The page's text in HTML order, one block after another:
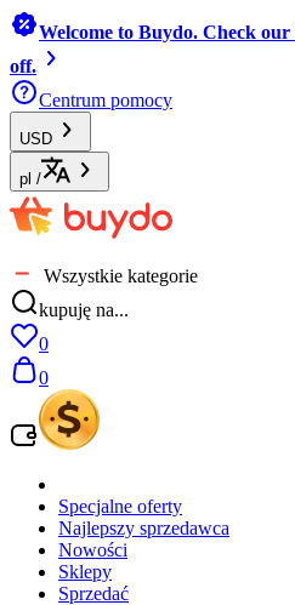
Welcome to Buydo. Check
off.
Centrum pomocy
USD
pl /
Wszystkie kategorie
kupuję na...
0
0
Specjalne oferty
Najlepszy sprzedawca
Nowości
Sklepy
Sprzedać